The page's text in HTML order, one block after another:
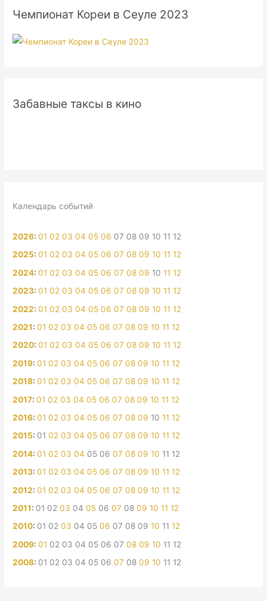
Чемпионат Кореи в Сеуле 2023
Забавные таксы в кино
Календарь событий
2026:01 02 03 04 05 06 07 08 09 10 11 12
2025:01 02 03 04 05 06 07 08 09 10 11 12
2024:01 02 03 04 05 06 07 08 09 10 11 12
2023:01 02 03 04 05 06 07 08 09 10 11 12
2022:01 02 03 04 05 06 07 08 09 10 11 12
2021:01 02 03 04 05 06 07 08 09 10 11 12
2020:01 02 03 04 05 06 07 08 09 10 11 12
2019:01 02 03 04 05 06 07 08 09 10 11 12
2018:01 02 03 04 05 06 07 08 09 10 11 12
2017:01 02 03 04 05 06 07 08 09 10 11 12
2016:01 02 03 04 05 06 07 08 09 10 11 12
2015: 01 02 03 04 05 06 07 08 09 10 11 12
2014:01 02 03 04 05 06 07 08 09 10 11 12
2013:01 02 03 04 05 06 07 08 09 10 11 12
2012:01 02 03 04 05 06 07 08 09 10 11 12
2011: 01 02 03 04 05 06 07 08 09 10 11 12
2010: 01 02 03 04 05 06 07 08 09 10 11 12
2009:01 02 03 04 05 06 07 08 09 10 11 12
2008: 01 02 03 04 05 06 07 08 09 10 11 12